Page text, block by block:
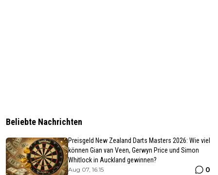
Beliebte Nachrichten
Preisgeld New Zealand Darts Masters 2026: Wie viel
können Gian van Veen, Gerwyn Price und Simon
Whitlock in Auckland gewinnen?
Aug 07, 16:15 0